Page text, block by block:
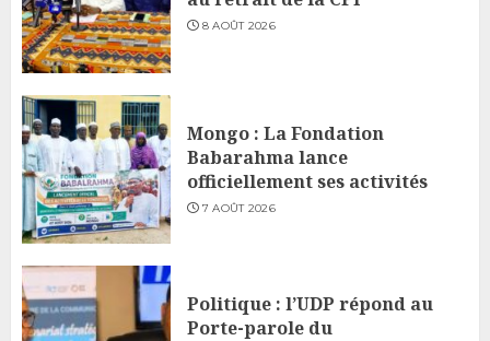
8 AOÛT 2026
Mongo : La Fondation
Babarahma lance
officiellement ses activités
7 AOÛT 2026
Politique : l’UDP répond au
Porte-parole du